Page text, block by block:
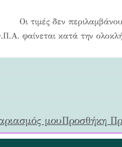
Οι τιμές δεν
φαίνεται κατά την
μουΠροσθήκη